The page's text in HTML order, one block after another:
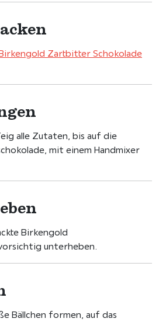
Zartbitter Schokolade
alle Zutaten, bis auf die
mit einem Handmixer
Birkengold
unterheben.
Bällchen formen, auf das